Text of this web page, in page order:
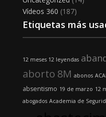
Vídeos 360 (187)
Etiquetas más
12 meses 12 leyendas
aborto 8M abonos
absentismo 19 de marzo 12
abogados Academia de